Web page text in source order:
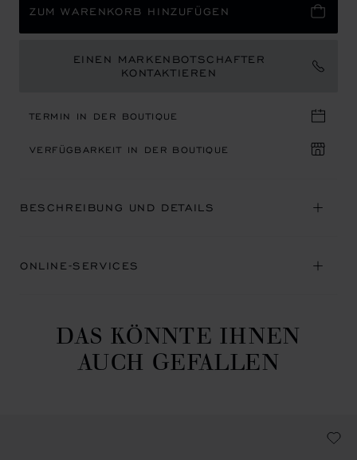
ZUM WARENKORB HINZUFÜGEN
EINEN MARKENBOTSCHAFTER
KONTAKTIEREN
TERMIN IN DER BOUTIQUE
VERFÜGBARKEIT IN DER BOUTIQUE
BESCHREIBUNG UND DETAILS
ONLINE-SERVICES
DAS KÖNNTE IHNEN
AUCH GEFALLEN